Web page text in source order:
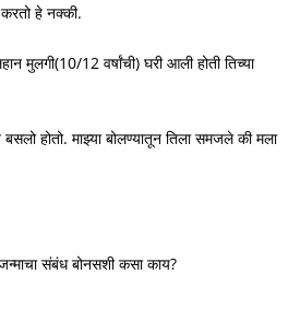
हे नक्की.
संबंध बोनसशी कसा काय?